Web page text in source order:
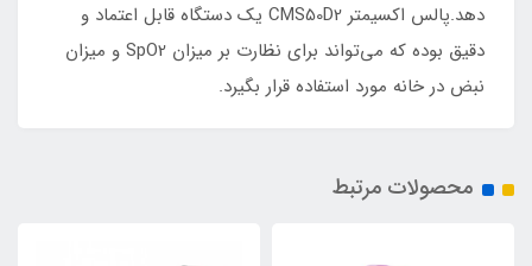
دهد.پالس اکسیمتر CMS50D2 یک دستگاه قابل اعتماد و
دقیق بوده که می‌تواند برای نظارت بر میزان SpO2 و میزان
نبض در خانه مورد استفاده قرار بگیرد.
محصولات مرتبط